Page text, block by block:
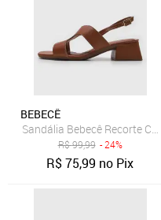
BEBECÊ
Sandália Bebecê Recorte
R$99,99 - 24%
R$75,99 no Pix